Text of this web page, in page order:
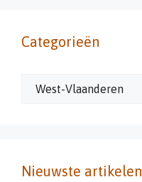
Categorieën
Categorieën
Nieuwste artikelen